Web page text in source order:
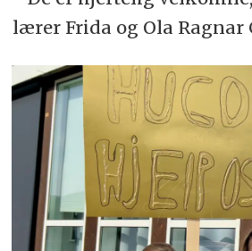
lærer Frida og Ola Ragnar